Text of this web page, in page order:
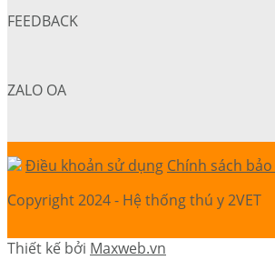
FEEDBACK
ZALO OA
Điều khoản sử dụng Chính sách
Copyright 2024 - Hệ thống thú y 2VET
Thiết kế bởi Maxweb.vn